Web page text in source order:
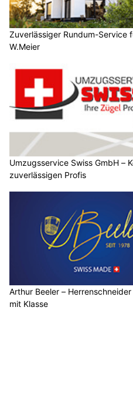
Zuverlässiger Rundum-Service
W.Meier
Umzugsservice Swiss GmbH –
zuverlässigen Profis
Arthur Beeler –
mit Klasse